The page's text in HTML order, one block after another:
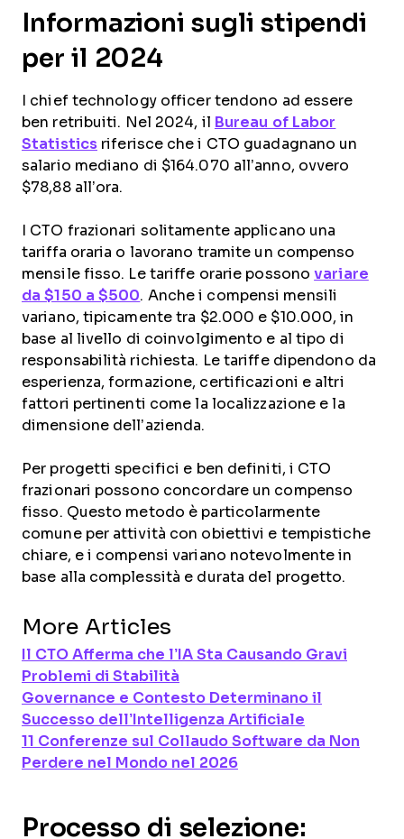
Informazioni sugli stipendi
per il 2024
I chief technology officer tendono ad essere
ben retribuiti. Nel 2024, il Bureau of Labor
Statistics riferisce che i CTO guadagnano un
salario mediano di $164.070 all’anno, ovvero
$78,88 all’ora.
I CTO frazionari solitamente applicano una
tariffa oraria o lavorano tramite un compenso
mensile fisso. Le tariffe orarie possonovariare
da $150 a $500. Anche i compensi mensili
variano, tipicamente tra $2.000 e $10.000, in
base al livello di coinvolgimento e al tipo di
responsabilità richiesta. Le tariffe dipendono da
esperienza, formazione, certificazioni e altri
fattori pertinenti come la localizzazione e la
dimensione dell’azienda.
Per progetti specifici e ben definiti, i CTO
frazionari possono concordare un compenso
fisso. Questo metodo è particolarmente
comune per attività con obiettivi e tempistiche
chiare, e i compensi variano notevolmente in
base alla complessità e durata del progetto.
More Articles
Il CTO Afferma che l’IA Sta Causando Gravi
Problemi di Stabilità
Governance e Contesto Determinano il
Successo dell’Intelligenza Artificiale
11 Conferenze sul Collaudo Software da Non
Perdere nel Mondo nel 2026
Processo di selezione: